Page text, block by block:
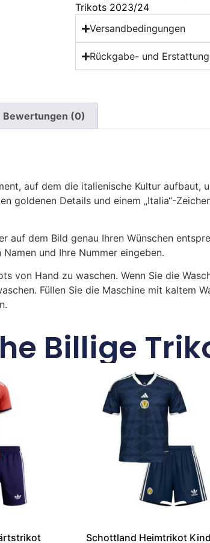
Trikots 2023/24
Versandbedingungen
Rückgabe- und
Bewertungen (0)
auf dem die italienische Kultur aufbaut,
goldenen Details und einem „Italia“-
auf dem Bild genau Ihren Wünschen
und Ihre Nummer eingeben.
von Hand zu waschen. Wenn Sie die
Füllen Sie die Maschine mit kaltem
Billige
Schottland Heimtrikot